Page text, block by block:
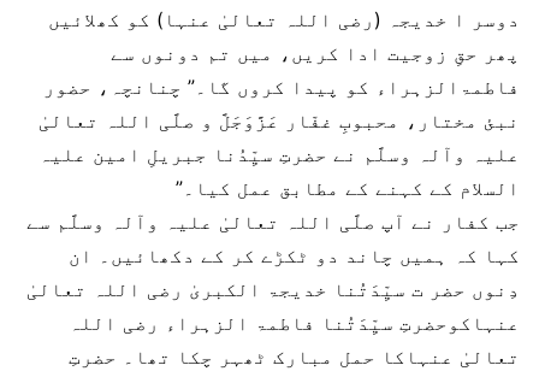
دوسر ا خدیجہ (رضی اللہ تعالیٰ عنہا) کو کھلائیں
پھر حقِ زوجیت ادا کریں، میں تم دونوں سے
فاطمۃالزہراء کو پیدا کروں گا۔” چنانچہ، حضور
نبئ مختار، محبوبِ غفّار عَزَّوَجَلَّ و صلَّی اللہ تعالیٰ
علیہ وآلہ وسلَّم نے حضرتِ سیِّدُنا جبریلِ امین علیہ
السلام کے کہنے کے مطابق عمل کیا۔”
جب کفار نے آپ صلَّی اللہ تعالیٰ علیہ وآلہ وسلَّم سے
کہا کہ ہمیں چاند دو ٹکڑے کر کے دکھائیں۔ ان
دِنوں حضر ت سیِّدَتُنا خدیجۃ الکبریٰ رضی اللہ تعالیٰ
عنہاکوحضرتِ سیِّدَتُنا فاطمۃ الزہراء رضی اللہ
تعالیٰ عنہاکا حمل مبارک ٹھہر چکا تھا۔ حضرتِ